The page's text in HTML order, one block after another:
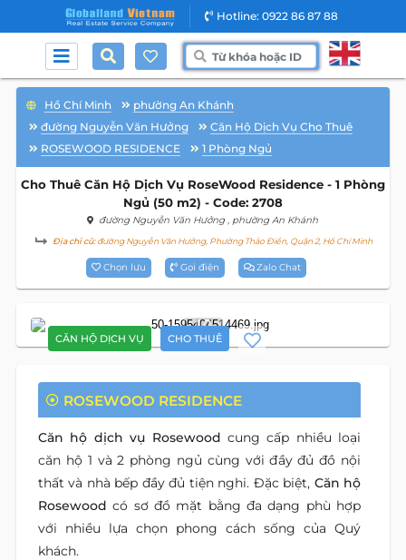
Hotline: 0922 86 87 88
Hồ Chí Minh
phường An Khánh
đường Nguyễn Văn Hưởng
Căn Hộ Dịch Vụ Cho Thuê
ROSEWOOD RESIDENCE
1 Phòng Ngủ
Cho Thuê Căn Hộ Dịch Vụ RoseWood Residence - 1 Phòng
Ngủ (50 m2) - Code: 2708
đường Nguyễn Văn Hưởng , phường An Khánh
Địa chỉ cũ:đường Nguyễn Văn Hưởng, Phường Thảo Điền, Quận 2, Hồ Chí Minh
Chọn lưu Gọi điện Zalo Chat
CĂN HỘ DỊCH VỤ CHO THUÊ
10
ROSEWOOD RESIDENCE
Căn hộ dịch vụ Rosewood cung cấp nhiều loại
căn hộ 1 và 2 phòng ngủ cùng với đầy đủ đồ nội
thất và nhà bếp đầy đủ tiện nghi. Đặc biệt, Căn hộ
Rosewoodcó sơ đồ mặt bằng đa dạng phù hợp
với nhiều lựa chọn phong cách sống của Quý
khách.